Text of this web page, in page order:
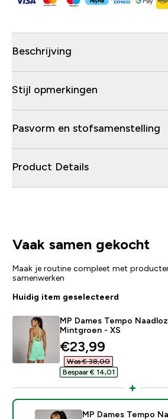
Beschrijving
Stijl opmerkingen
Pasvorm en stofsamenstelling
Product Details
Vaak samen gekocht
Maak je routine compleet met
samenwerken
Huidig item geselecteerd
MP Dames Tempo
Mintgroen - XS
discounted price
€23,99‎
Was € 38,00‎
Bespaar € 14,01‎
MP Dames Tempo